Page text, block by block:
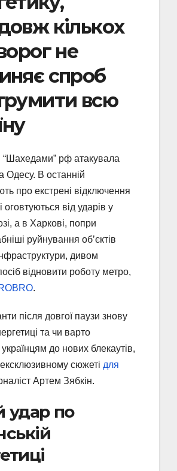
кількох
не
спроб
всю
“Шахедами” рф атакувала
Одесу. В останній
про екстрені відключення
оговтуються від ударів у
а в Харкові, попри
руйнування об’єктів
дивом
відновити роботу метро,
.
після довгої паузи знову
та чи варто
українцям до нових блекаутів,
сюжеті для
Артем Зябкін.
удар по